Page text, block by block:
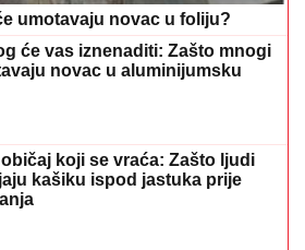
umotavaju novac u foliju?
će vas iznenaditi: Zašto mnogi
novac u aluminijumsku
koji se vraća: Zašto ljudi
kašiku ispod jastuka prije